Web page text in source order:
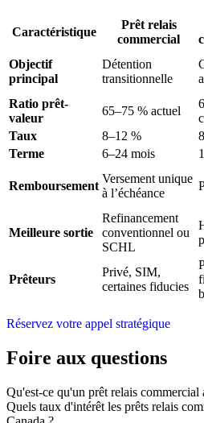
Caractéristique
Prêt relais
commercial
Objectif
principal
Détention
transitionnelle
Ratio prêt-
valeur
65–75 % actuel
Taux
8–12 %
Terme
6–24 mois
Remboursement
Versement unique
à l’échéance
Meilleure sortie
Refinancement
conventionnel ou
SCHL
Prêteurs
Privé, SIM,
certaines fiducies
Réservez votre appel stratégique
Foire aux questions
Qu'est-ce qu'un prêt relais commercial
Quels taux d'intérêt les prêts relais